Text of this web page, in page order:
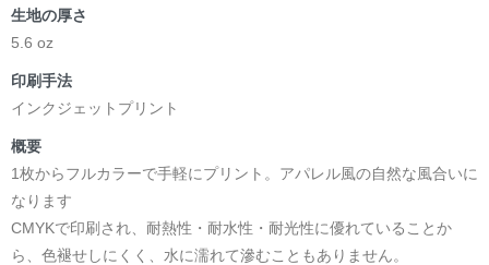
生地の厚さ
5.6 oz
印刷手法
インクジェットプリント
概要
1枚からフルカラーで手軽にプリント。アパレル風の自然な風合いに
なります
CMYKで印刷され、耐熱性・耐水性・耐光性に優れていることか
ら、色褪せしにくく、水に濡れて滲むこともありません。